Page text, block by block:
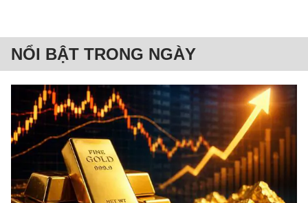
NỔI BẬT TRONG NGÀY